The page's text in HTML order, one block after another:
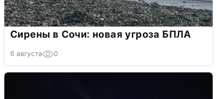
Сирены в Сочи: новая угроза БПЛА
6 августа 0